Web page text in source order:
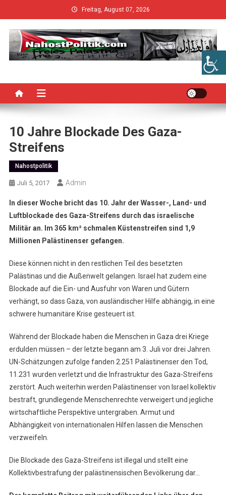
to
content
Freitag, August 07, 2026
10 Jahre Blockade Des Gaza-
Streifens
Nahostpolitik
Juli 5, 2017 Admin
In dieser Woche bricht das 10. Jahr der Wasser-, Land- und
Luftblockade des Gaza-Streifens durch das israelische
Militär an. Im 365 km² schmalen Küstenstreifen sind 1,9
Millionen Palästinenser gefangen.
Diese können nicht in den restlichen Teil des besetzten
Palästinas und die Außenwelt gelangen. Israel hat zudem eine
Blockade auf die Ein- und Ausfuhr von Waren und Gütern
verhängt, so dass Gaza, von ausländischer Hilfe abhängig, in eine
schwere humanitäre Krise gesteuert ist.
Während der Blockade haben die Menschen in Gaza drei Kriege
erdulden müssen – der letzte begann am 3. Juli vor drei Jahren.
UN-Schätzungen zufolge fanden 2.251 Palästinenser den Tod,
11.231 wurden verletzt und die Infrastruktur des Gaza-Streifens
zerstört. Auch weiterhin werden Palästinenser von Israel kollektiv
bestraft, grundlegende Menschenrechte verweigert und jegliche
wirtschaftliche Perspektive untergraben. Armut und
Abhängigkeit von internationalen Hilfen lassen die Menschen
verzweifeln.
Die Blockade des Gaza-Streifens ist illegal und stellt eine
Kollektivbestrafung der palästinensischen Bevölkerung dar…